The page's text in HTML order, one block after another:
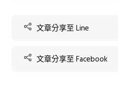
文章分享至 Line
文章分享至 Facebook